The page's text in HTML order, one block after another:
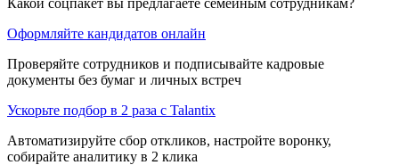
Оформляйте кандидатов онлайн
Проверяйте сотрудников и подписывайте кадровые
документы без бумаг и личных встреч
Ускорьте подбор в 2 раза с Talantix
Автоматизируйте сбор откликов, настройте воронку,
собирайте аналитику в 2 клика